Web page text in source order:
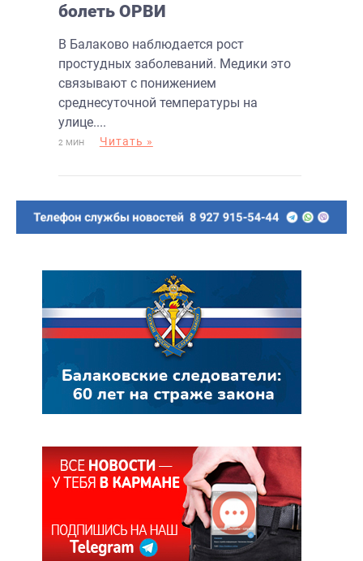
болеть ОРВИ
В Балаково наблюдается рост
простудных заболеваний. Медики это
связывают с понижением
среднесуточной температуры на
улице....
2 МИН Читать »